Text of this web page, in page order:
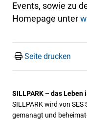
Events, sowie zu
Homepage unter
Seite drucken
SILLPARK – das Leben
SILLPARK wird von
gemanagt und